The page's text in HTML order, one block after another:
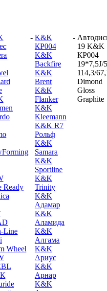
Ready
Line
Wheel
- K&K
КР004
K&K
Backfire
K&K
Brent
K&K
Flanker
K&K
Kleemann
K&K R7
Рольф
K&K
Samara
K&K
Sportline
K&K
Trinity
K&K
Адамар
K&K
Аламида
K&K
Алгама
K&K
Ариус
K&K
Арнар
K&K
-
19 K&K
КР004
19*7,5J/
114,3/
Dimond
Gloss
Graphite